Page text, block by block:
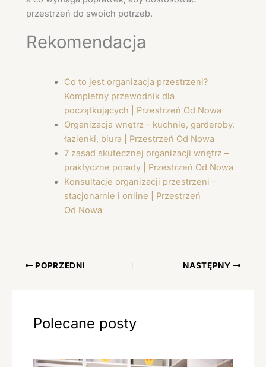
przestrzeń do swoich potrzeb.
Rekomendacja
Co to jest organizacja przestrzeni?
Kompletny przewodnik dla
początkujących | Przestrzeń Od Nowa
Organizacja wnętrz – kuchnie, garderoby,
łazienki, biura | Przestrzeń Od Nowa
7 zasad skutecznej organizacji wnętrz –
praktyczne porady | Przestrzeń Od Nowa
Konsultacje organizacji przestrzeni –
stacjonarnie i online | Przestrzeń
Od Nowa
POPRZEDNI NASTĘPNY
Polecane posty